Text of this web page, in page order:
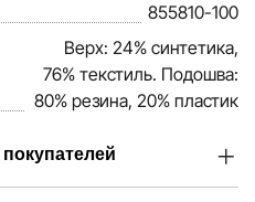
855810-100
Верх: 24% синтетика,
76% текстиль. Подошва:
80% резина, 20% пластик